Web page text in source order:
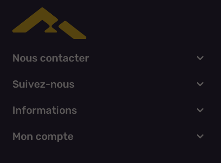
Nous contacter
Suivez-nous
Informations
Mon compte